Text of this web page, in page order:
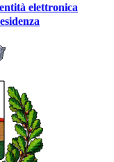
elettronica